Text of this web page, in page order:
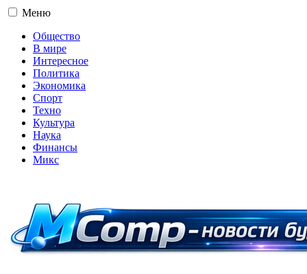
Меню
Общество
В мире
Интересное
Политика
Экономика
Спорт
Техно
Культура
Наука
Финансы
Микс